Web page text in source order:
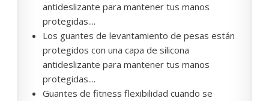
antideslizante para mantener tus manos
protegidas....
Los guantes de levantamiento de pesas están
protegidos con una capa de silicona
antideslizante para mantener tus manos
protegidas....
Guantes de fitness flexibilidad cuando se